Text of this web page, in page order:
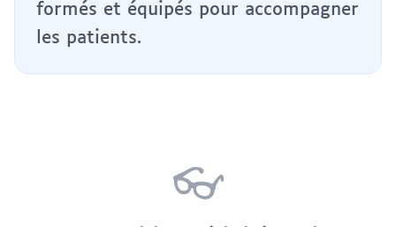
formés et équipés pour accompagner
les patients.
👓